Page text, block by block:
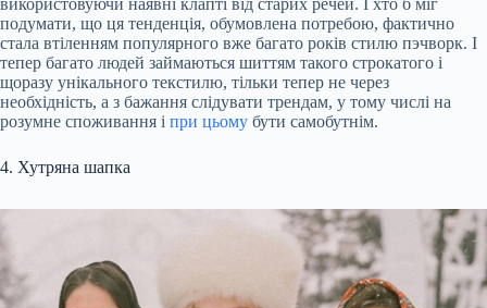
використовуючи наявні клапті від старих речей. І хто б міг
подумати, що ця тенденція, обумовлена потребою, фактично
стала втіленням популярного вже багато років стилю пэчворк. І
тепер багато людей займаються шиттям такого строкатого і
щоразу унікального текстилю, тільки тепер не через
необхідність, а з бажання слідувати трендам, у тому числі на
розумне споживання і при цьому бути самобутнім.
4. Хутряна шапка